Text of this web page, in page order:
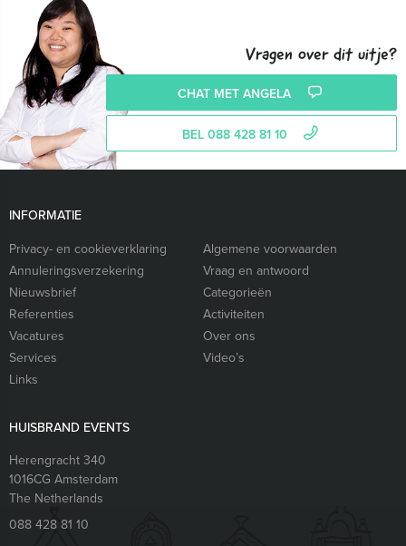
Vragen over dit uitje?
CHAT MET ANGELA
BEL 088 428 81 10
INFORMATIE
Privacy- en cookieverklaring
Algemene voorwaarden
Annuleringsverzekering
Vraag en antwoord
Nieuwsbrief
Categorieën
Referenties
Activiteiten
Vacatures
Over ons
Services
Video’s
Links
HUISBRAND EVENTS
Herengracht 340
1016CG Amsterdam
The Netherlands
088 428 81 10